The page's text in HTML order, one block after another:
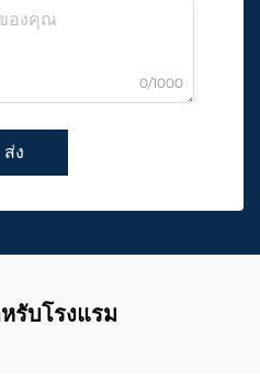
0/1000
ส่ง
รับโรงแรม